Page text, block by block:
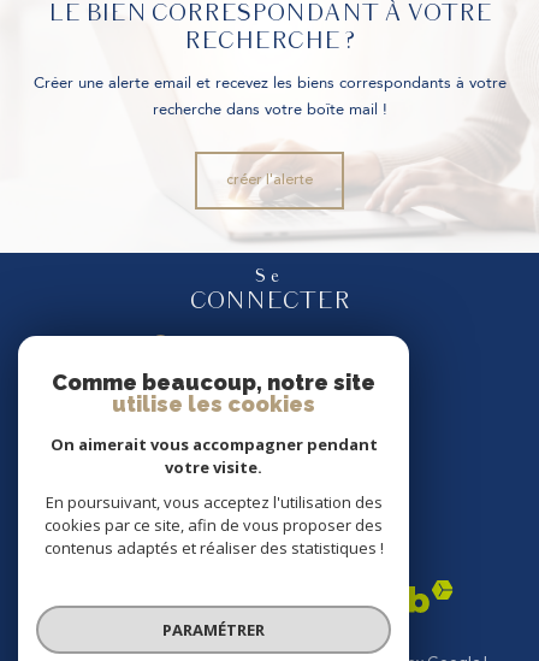
LE BIEN CORRESPONDANT À VOTRE
RECHERCHE ?
Créer une alerte email et recevez les biens correspondants à votre
recherche dans votre boîte mail !
créer l'alerte
Se
CONNECTER
espace propriétaire
Nous
Nous
ADHÉRONS
Comme beaucoup, notre site
utilise les cookies
On aimerait vous accompagner pendant
votre visite.
En poursuivant, vous acceptez l'utilisation des
cookies par ce site, afin de vous proposer des
contenus adaptés et réaliser des statistiques !
PARAMÉTRER